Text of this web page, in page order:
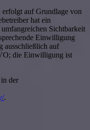
auf Grundlage von
hat ein
Sichtbarkeit
Einwilligung
ausschließlich auf
die Einwilligung ist
der
.